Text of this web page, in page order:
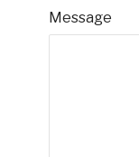
Message